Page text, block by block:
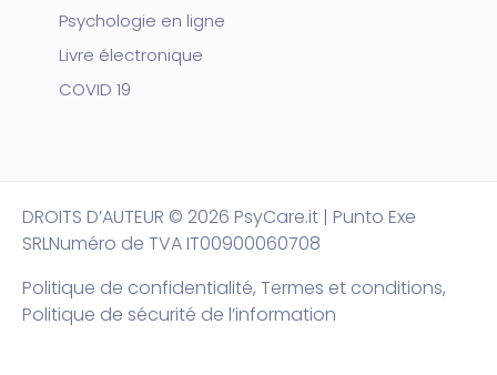
Psychologie en ligne
Livre électronique
COVID 19
DROITS D’AUTEUR © 2026 PsyCare.it | Punto Exe
SRLNuméro de TVA IT00900060708
Politique de confidentialité, Termes et conditions,
Politique de sécurité de l’information